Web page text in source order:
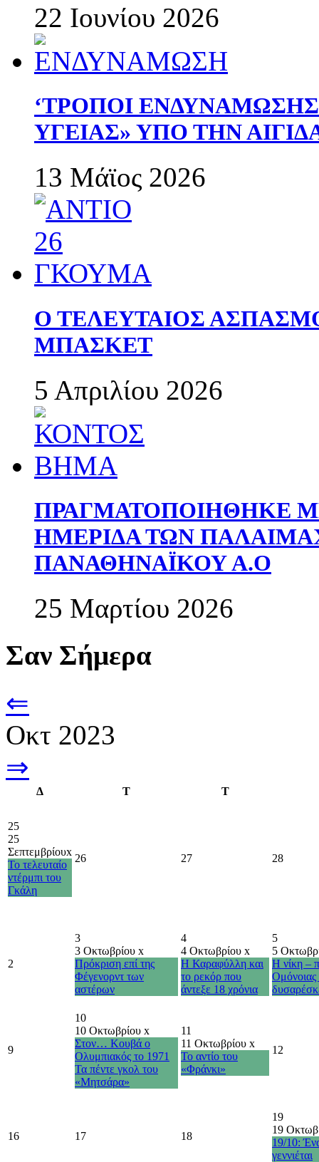
22 Ιουνίου 2026
‘ΤΡΟΠΟΙ
ΥΓΕΙΑΣ» ΥΠΟ ΤΗΝ
13 Μάϊος 2026
Ο ΤΕΛΕΥΤΑΙΟΣ
ΜΠΑΣΚΕΤ
5 Απριλίου 2026
ΠΡΑΓΜΑΤΟΠΟΙΗΘΗΚΕ
ΗΜΕΡΙΔΑ ΤΩΝ
ΠΑΝΑΘΗΝΑΪΚΟΥ Α.Ο
25 Μαρτίου 2026
Σαν Σήμερα
⇐
Οκτ 2023
⇒
Δ Τ Τ
25
25
Σεπτεμβρίουx
Το τελευταίο
ντέρμπι του
Γκάλη
26 27 28
2
3
3 Οκτωβρίου x
Πρόκριση επί της
Φέγενορντ των
αστέρων
4
4 Οκτωβρίου x
Η Καραφύλλη και
το ρεκόρ που
άντεξε 18 χρόνια
5
5
Η νίκη –
Ομόνοιας
9
10
10 Οκτωβρίου x
Στον… Κουβά ο
Ολυμπιακός το 1971
Τα πέντε γκολ του
«Μητσάρα»
11
11 Οκτωβρίου x
Το αντίο του
«Φράνκι»
12
16 17 18
19
19
19/10:
γεννιέται